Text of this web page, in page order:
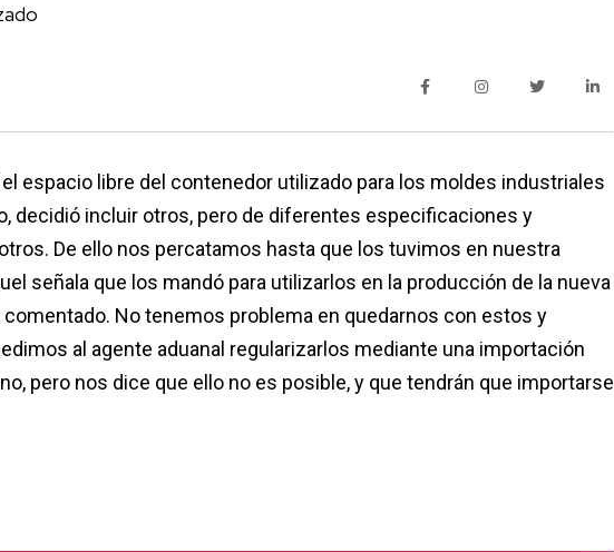
espacio libre del contenedor utilizado para los moldes industriales
decidió incluir otros, pero de diferentes especificaciones y
De ello nos percatamos hasta que los tuvimos en nuestra
señala que los mandó para utilizarlos en la producción de la nueva
No tenemos problema en quedarnos con estos y
al agente aduanal regularizarlos mediante una importación
pero nos dice que ello no es posible, y que tendrán que importarse